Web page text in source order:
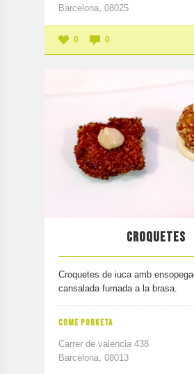
Barcelona, 08025
0 0
CROQUETES
Croquetes de iuca amb
cansalada fumada a la brasa.
COME PORKETA
Carrer de valencia 438
Barcelona, 08013